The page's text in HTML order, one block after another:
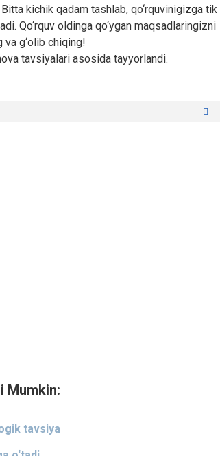
kichik qadam tashlab, qo‘rquvinigizga tik
Qo‘rquv oldinga qo‘ygan maqsadlaringizni
va g‘olib chiqing!
tavsiyalari asosida tayyorlandi.
Mumkin:
tavsiya